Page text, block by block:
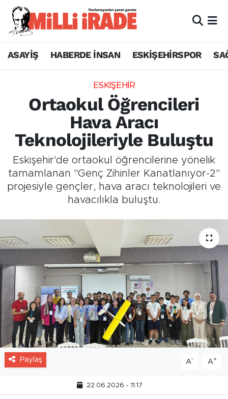
ASAYİŞ HABERDE İNSAN ESKİŞEHİRSPOR
ESKİŞEHİR
Ortaokul Öğrencileri
Hava Aracı
Teknolojileriyle Buluştu
Eskişehir'de ortaokul öğrencilerine yönelik
tamamlanan "Genç Zihinler Kanatlanıyor-2"
projesiyle gençler, hava aracı teknolojileri ve
havacılıkla buluştu.
Paylaş A- A+
22.06.2026 - 11:17